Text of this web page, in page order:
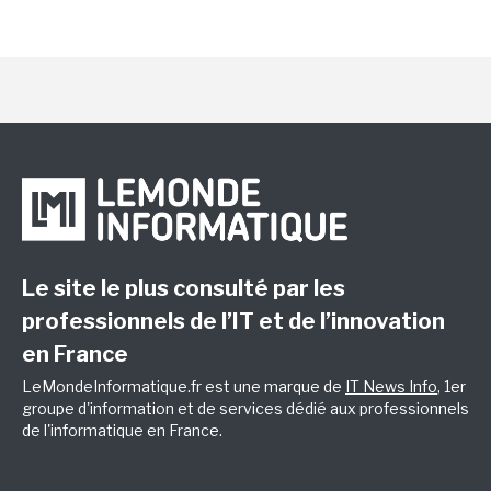
Le site le plus consulté par les
professionnels de l’IT et de l’innovation
en France
LeMondeInformatique.fr est une marque de IT News Info, 1er
groupe d'information et de services dédié aux professionnels
de l'informatique en France.